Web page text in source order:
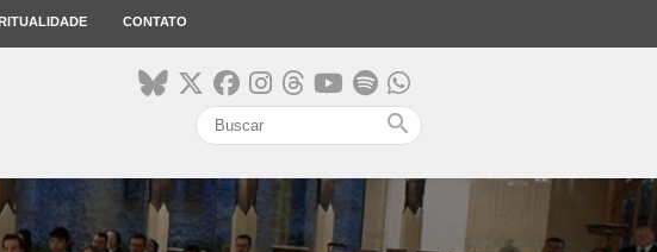
CONTATO
search